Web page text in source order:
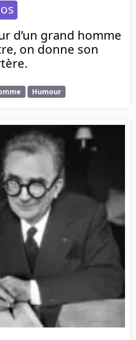
d’un grand homme
on donne son
Humour